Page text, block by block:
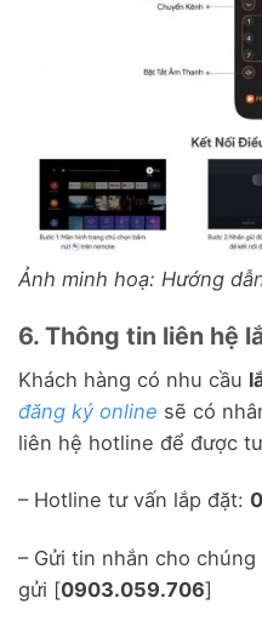
Ảnh minh hoạ: Hướng
6. Thông tin liên hệ
Khách hàng có nhu cầu
đăng ký online sẽ có
liên hệ hotline để được
– Hotline tư vấn lắp đặt:
– Gửi tin nhắn cho
gửi [0903.059.706]